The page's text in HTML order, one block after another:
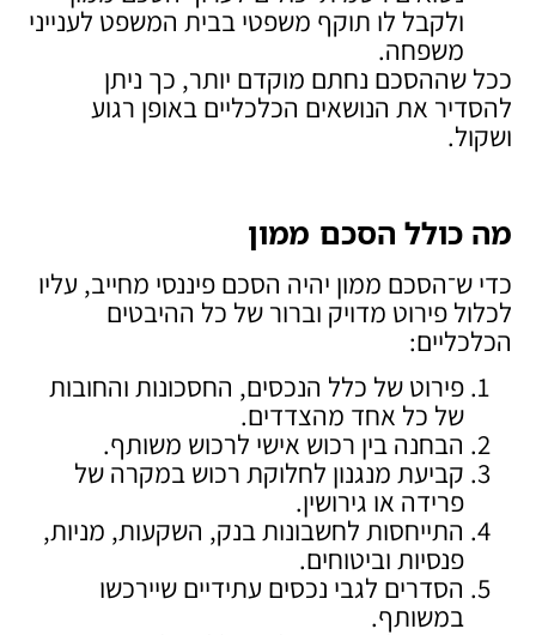
ולקבל לו תוקף משפטי בבית המשפט לענייני
משפחה.
ככל שההסכם נחתם מוקדם יותר, כך ניתן
להסדיר את הנושאים הכלכליים באופן רגוע
ושקול.
מה כולל הסכם ממון
כדי ש־הסכם ממון יהיה הסכם פיננסי מחייב, עליו
לכלול פירוט מדויק וברור של כל ההיבטים
הכלכליים:
פירוט של כלל הנכסים, החסכונות והחובות
של כל אחד מהצדדים.
הבחנה בין רכוש אישי לרכוש משותף.
קביעת מנגנון לחלוקת רכוש במקרה של
פרידה או גירושין.
התייחסות לחשבונות בנק, השקעות, מניות,
פנסיות וביטוחים.
הסדרים לגבי נכסים עתידיים שיירכשו
במשותף.